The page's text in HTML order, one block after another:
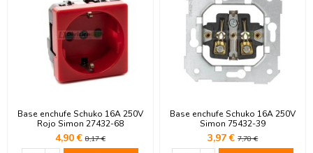
Base enchufe Schuko 16A 250V
Rojo Simon 27432-68
4,90 €8,17 €
Base enchufe Schuko 16A 250V
Simon 75432-39
3,97 €7,78 €